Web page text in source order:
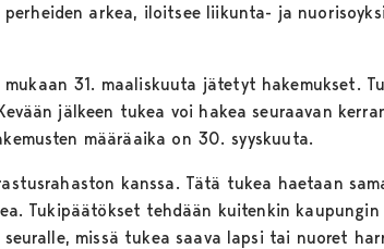
arkea, iloitsee liikunta- ja
31. maaliskuuta jätetyt hakemukset.
jälkeen tukea voi hakea seuraavan
määräaika on 30. syyskuuta.
kanssa. Tätä tukea haetaan
Tukipäätökset tehdään kuitenkin kaupungin
missä tukea saava lapsi tai nuoret